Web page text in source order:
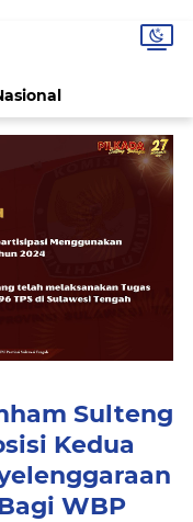
Sulteng
Kedua
WBP